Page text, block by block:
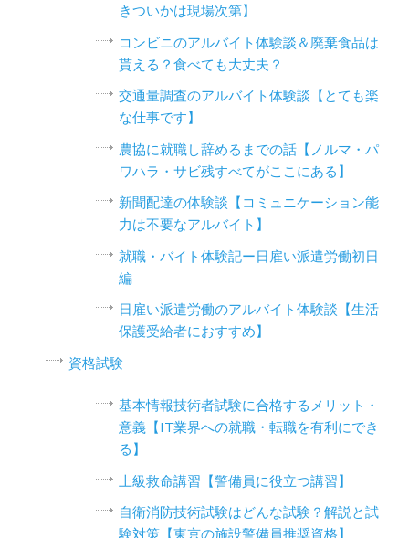
きついかは現場次第】
コンビニのアルバイト体験談＆廃棄食品は
貰える？食べても大丈夫？
交通量調査のアルバイト体験談【とても楽
な仕事です】
農協に就職し辞めるまでの話【ノルマ・パ
ワハラ・サビ残すべてがここにある】
新聞配達の体験談【コミュニケーション能
力は不要なアルバイト】
就職・バイト体験記ー日雇い派遣労働初日
編
日雇い派遣労働のアルバイト体験談【生活
保護受給者におすすめ】
資格試験
基本情報技術者試験に合格するメリット・
意義【IT業界への就職・転職を有利にでき
る】
上級救命講習【警備員に役立つ講習】
自衛消防技術試験はどんな試験？解説と試
験対策【東京の施設警備員推奨資格】